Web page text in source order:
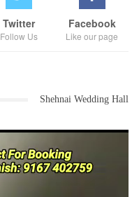
Facebook
Like our page
Twitter
Follow Us
Shehnai Wedding Hall